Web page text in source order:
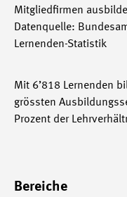
Mitgliedfirmen
Datenquelle:
Lernenden-Statistik
Mit 6’818 Lernenden
grössten
Prozent der
Bereiche